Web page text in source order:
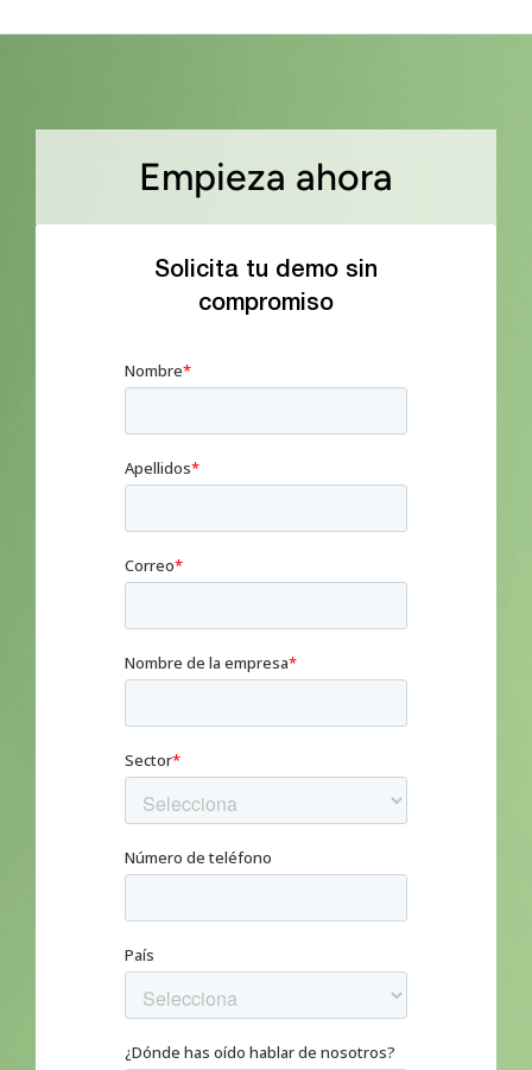
Empieza ahora
Solicita tu demo sin
compromiso